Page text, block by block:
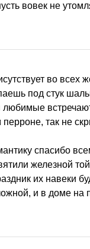
вовек не
во всех
под стук
любимые
так не
спасибо
железной
их навеки
и в доме на